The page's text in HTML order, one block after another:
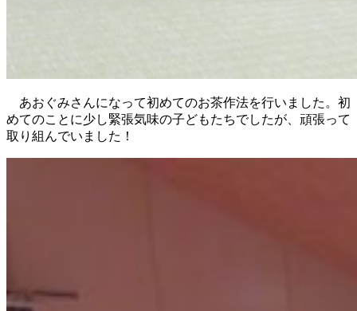
あおぐみさんになって初めてのお茶作法を行いました。初
めてのことに少し緊張気味の子どもたちでしたが、頑張って
取り組んでいました！